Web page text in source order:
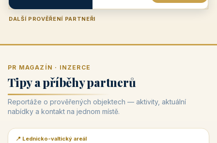
DALŠÍ PROVĚŘENÍ PARTNEŘI
Penzion U Zámku Pension Faber
PR MAGAZÍN · INZERCE
Tipy a příběhy partnerů
Reportáže o prověřených objektech — aktivity, aktuální
nabídky a kontakt na jednom místě.
📰 PR článek
📍 Lednicko-valtický areál